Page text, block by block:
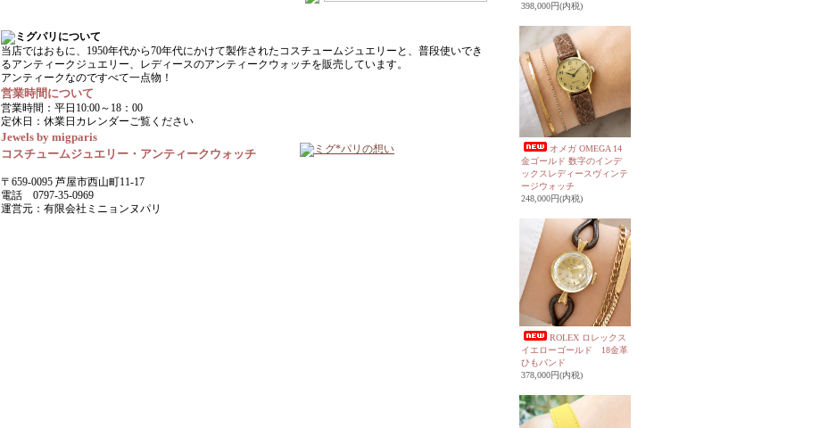
当店ではおもに、1950年代から70年代にかけて製作されたコスチュームジュエリーと、普段使いでき
るアンティークジュエリー、レディースのアンティークウォッチを販売しています。
アンティークなのですべて一点物！
営業時間について
営業時間：平日10:00～18：00
定休日：休業日カレンダーご覧ください
Jewels by migparis
コスチュームジュエリー・アンティークウォッチ
〒659-0095 芦屋市西山町11-17
電話 0797-35-0969
運営元：有限会社ミニョンヌパリ
398,000円(内税)
オメガ OMEGA 14
金ゴールド 数字のインデ
ックスレディースヴィンテ
ージウォッチ
248,000円(内税)
ROLEX ロレックス
イエローゴールド 18金革
ひもバンド
378,000円(内税)